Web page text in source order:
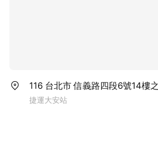
116 台北市 信義路四段6號14樓
捷運大安站